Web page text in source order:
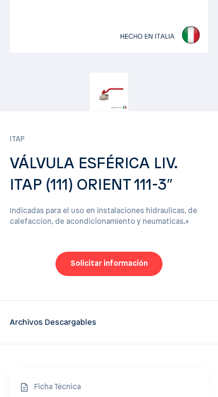
ITAP
VÁLVULA ESFÉRICA LIV.
ITAP (111) ORIENT 111-3″
Indicadas para el uso en instalaciones hidraulicas, de
calefaccion, de acondicionamiento y neumaticas.»
Solicitar información
Archivos Descargables
Ficha Técnica